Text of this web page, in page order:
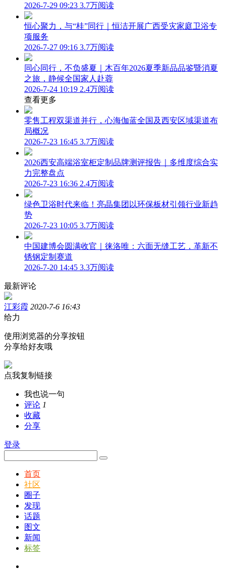
2026-7-29 09:23 3.7万阅读
恒心聚力，与“桂”同行｜恒洁开展广西受灾家庭卫浴专
项服务
2026-7-27 09:16 3.7万阅读
同心同行，不负盛夏｜木百年2026夏季新品品鉴暨消夏
之旅，静候全国家人赴蓉
2026-7-24 10:19 2.4万阅读
查看更多
零售工程双渠道并行，心海伽蓝全国及西安区域渠道布
局概况
2026-7-23 16:45 3.7万阅读
2026西安高端浴室柜定制品牌测评报告｜多维度综合实
力完整盘点
2026-7-23 16:36 2.4万阅读
绿色卫浴时代来临！亮晶集团以环保板材引领行业新趋
势
2026-7-23 10:05 3.7万阅读
中国建博会圆满收官｜徕洛唯：六面无缝工艺，革新不
锈钢定制赛道
2026-7-20 14:45 3.3万阅读
最新评论
江彩霞 2020-7-6 16:43
给力
使用浏览器的分享按钮
分享给好友哦
点我复制链接
我也说一句
评论 1
收藏
分享
登录
首页
社区
圈子
发现
话题
图文
新闻
标签